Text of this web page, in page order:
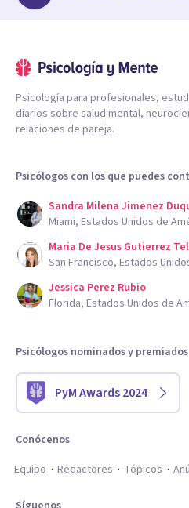
Psicología para profesionales,
diarios sobre salud mental,
relaciones de pareja.
Psicólogos con los que puedes
Sandra Milena Jimenez
Miami, Estados Unidos de
Maria De Jesus Gutierrez
San Francisco, Estados
Jessica Perez Rubio
Florida, Estados Unidos de
Psicólogos nominados y premiados
PyM Awards 2024
Conócenos
Equipo
Redactores Tópicos